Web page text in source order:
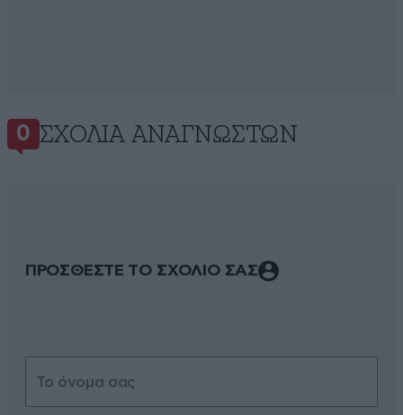
0 ΣΧΌΛΙΑ ΑΝΑΓΝΩΣΤΏΝ
ΠΡΟΣΘΕΣΤΕ ΤΟ ΣΧΟΛΙΟ ΣΑΣ